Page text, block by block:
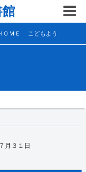
ＯＭＥ こどもよう
月３１日